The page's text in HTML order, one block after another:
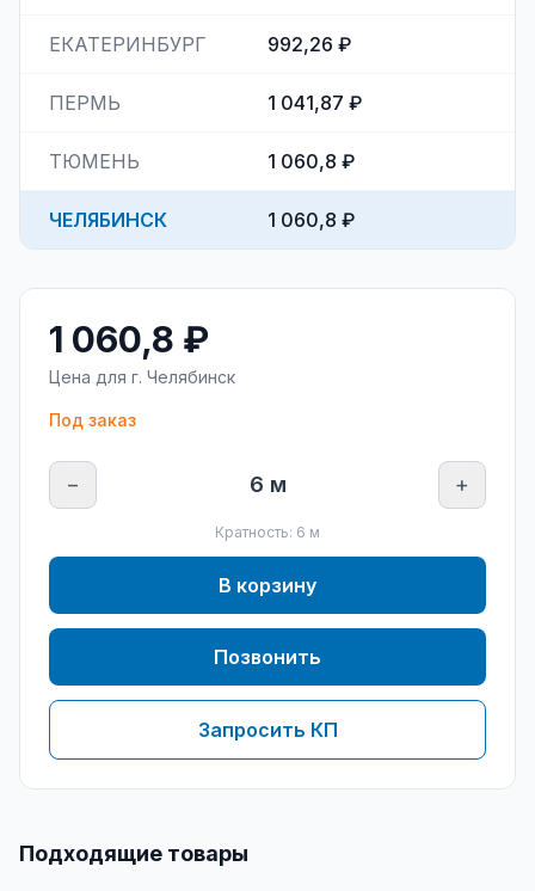
ЕКАТЕРИНБУРГ 992,26 ₽
ПЕРМЬ 1 041,87 ₽
ТЮМЕНЬ 1 060,8 ₽
ЧЕЛЯБИНСК 1 060,8 ₽
1 060,8 ₽
Цена для г. Челябинск
Под заказ
− 6 м +
Кратность: 6 м
В корзину
Позвонить
Запросить КП
Подходящие товары